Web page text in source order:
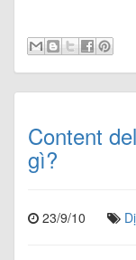
Content
gì?
23/9/10